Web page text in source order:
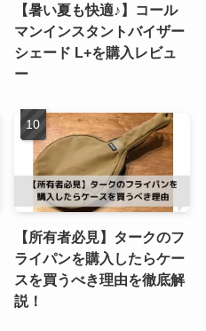
【暑い夏も快適♪】コール
マンインスタントバイザー
シェード L+を購入レビュ
ー
【所有者必見】タークのフ
ライパンを購入したらケー
スを買うべき理由を徹底解
説！